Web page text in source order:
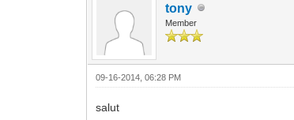
tony
Member
09-16-2014, 06:28 PM
salut